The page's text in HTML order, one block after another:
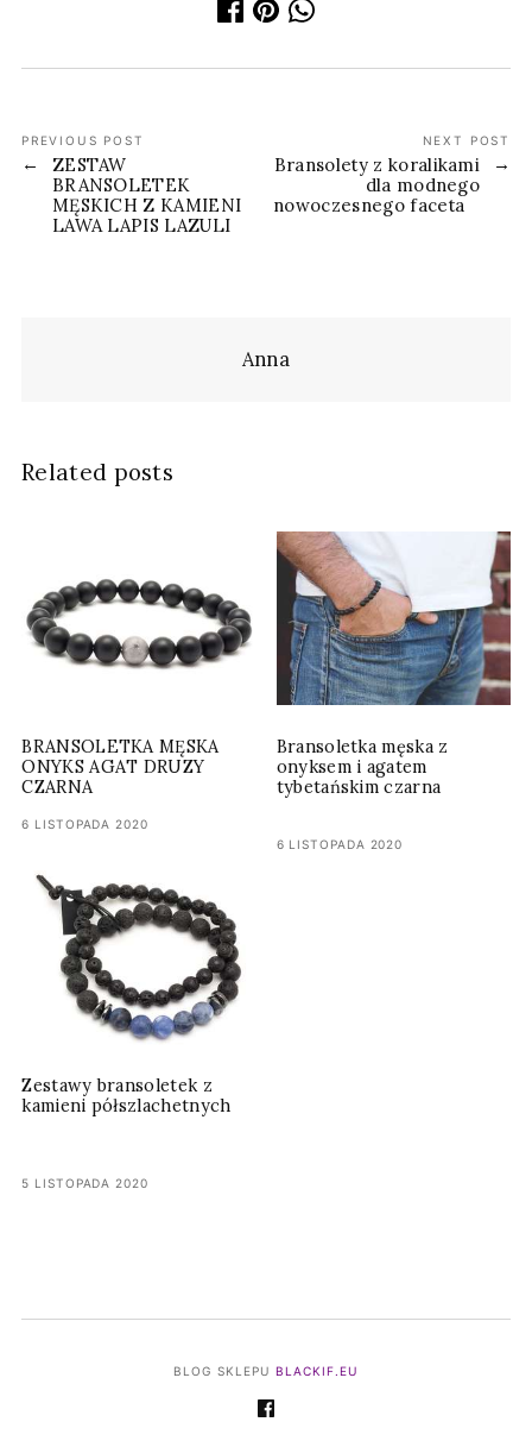
PREVIOUS POST
ZESTAW
BRANSOLETEK
MĘSKICH Z KAMIENI
LAWA LAPIS LAZULI
NEXT POST
Bransolety z koralikami
dla modnego
nowoczesnego faceta
Anna
Related posts
BRANSOLETKA MĘSKA
ONYKS AGAT DRUZY
CZARNA
6 LISTOPADA 2020
Bransoletka męska z
onyksem i agatem
tybetańskim czarna
6 LISTOPADA 2020
Zestawy bransoletek z
kamieni półszlachetnych
5 LISTOPADA 2020
BLOG SKLEPU BLACKIF.EU